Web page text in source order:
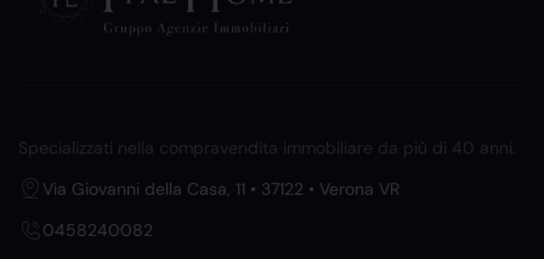
Specializzati nella compravendita immobiliare da più di 40 anni.
Via Giovanni della Casa, 11 • 37122 • Verona VR
0458240082